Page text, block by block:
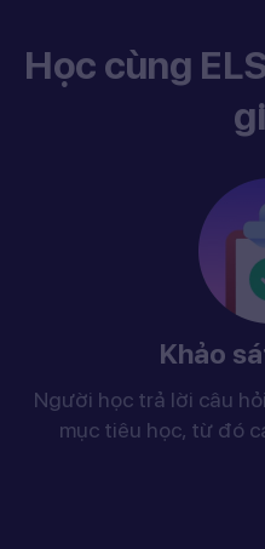
Học cùng
Khảo
Người học trả lời câu
mục tiêu học, từ đó